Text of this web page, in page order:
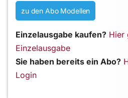
zu den Abo Modellen
Einzelausgabe kaufen? Hier
Einzelausgabe
Sie haben bereits ein Abo?
Login